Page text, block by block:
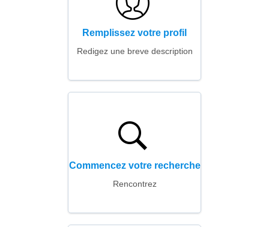
Remplissez votre profil
Redigez une breve description
Commencez votre recherche
Rencontrez